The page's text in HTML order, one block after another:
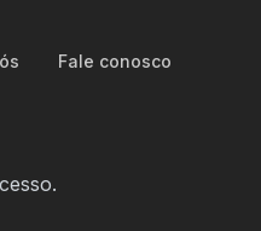
Fale conosco